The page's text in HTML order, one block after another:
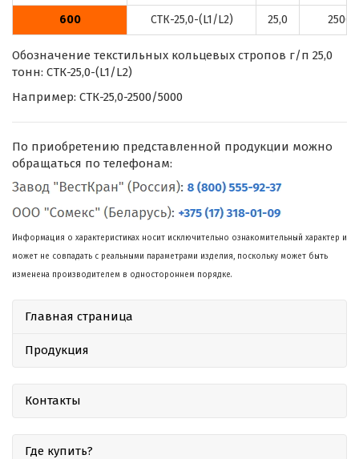
600 СТК-25,0-(L1/L2) 25,0 2500
Обозначение текстильных кольцевых стропов г/п 25,0
тонн: СТК-25,0-(L1/L2)
Например: СТК-25,0-2500/5000
По приобретению представленной продукции можно
обращаться по телефонам:
Информация о характеристиках носит исключительно ознакомительный характер и
может не совпадать с реальными параметрами изделия, поскольку может быть
изменена производителем в одностороннем порядке.
Главная страница
Продукция
Контакты
Где купить?